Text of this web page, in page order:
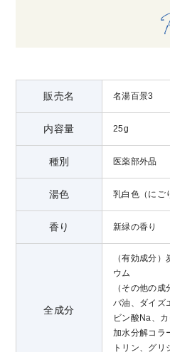
販売名 名湯百景3
内容量 25g
種別 医薬部外品
湯色 乳白色（にご
香り 新緑の香り
全成分
（有効成分
ウム
（その他の
バ油、ダイズ
ビン酸Na、
加水分解コラ
トリン、グリ